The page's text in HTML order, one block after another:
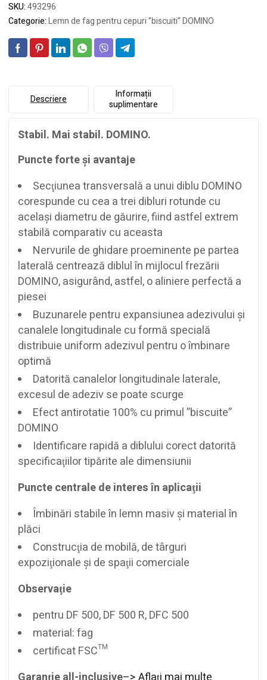
SKU:493296
Categorie:Lemn de fag pentru cepuri ”biscuiti” DOMINO
Descriere
Informații
suplimentare
Stabil. Mai stabil. DOMINO.
Puncte forte şi avantaje
Secţiunea transversală a unui diblu DOMINO
corespunde cu cea a trei dibluri rotunde cu
acelaşi diametru de găurire, fiind astfel extrem
stabilă comparativ cu aceasta
Nervurile de ghidare proeminente pe partea
laterală centrează diblul în mijlocul frezării
DOMINO, asigurând, astfel, o aliniere perfectă a
piesei
Buzunarele pentru expansiunea adezivului şi
canalele longitudinale cu formă specială
distribuie uniform adezivul pentru o îmbinare
optimă
Datorită canalelor longitudinale laterale,
excesul de adeziv se poate scurge
Efect antirotatie 100% cu primul ”biscuite”
DOMINO
Identificare rapidă a diblului corect datorită
specificaţiilor tipărite ale dimensiunii
Puncte centrale de interes în aplicaţii
Îmbinări stabile în lemn masiv şi material în
plăci
Construcţia de mobilă, de târguri
expoziţionale şi de spaţii comerciale
Observaţie
pentru DF 500, DF 500 R, DFC 500
material: fag
certificat FSC™